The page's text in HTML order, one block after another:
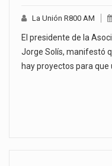
La Unión R800 AM
El presidente de la
Jorge Solís, manifestó
hay proyectos para que